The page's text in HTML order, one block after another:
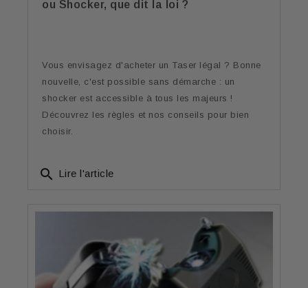
ou Shocker, que dit la loi ?
Vous envisagez d'acheter un Taser légal ? Bonne
nouvelle, c'est possible sans démarche : un
shocker est accessible à tous les majeurs !
Découvrez les règles et nos conseils pour bien
choisir.
search Lire l'article